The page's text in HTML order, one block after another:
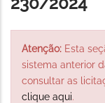
Atenção: Esta
sistema anterior
consultar as
clique aqui.